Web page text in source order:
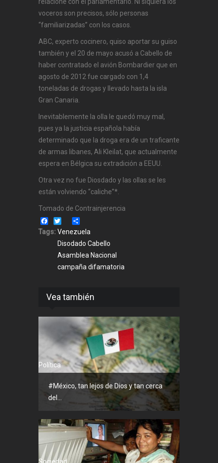
relacione con el parlamentario. Ni siquiera los
voceros son precisos, sólo personas
“familiarizadas” con los casos.
ABC, experto cocinero, quiso aportar su guiso
también y el 20 de mayo acusó a Cabello de
haber contratado el avión Bombardier que en
agosto de 2012 fue cargado con 1,4
toneladas de drogas y llevado hasta la isla
Gran Canaria.
Inevitablemente la olla le quedó muy mal,
pues ya la justicia española había
determinado que la droga era de un traficante
de armas libanes, Ali Kleilat, que actualmente
espera en Bélgica su extradición a EEUU.
Otra vez no fue Diosdado y las ollas se les
están volviendo “caliche”*.
Tomado de Contrainjerencia
Facebook
Twitter
Tags: Venezuela
Disodado Cabello
Asamblea Nacional
campaña difamatoria
Vea también
Política
#México, tan lejos de Dios y tan cerca
del...